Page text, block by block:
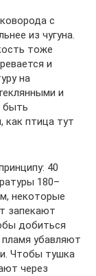
с
из чугуна.
тоже
и
на
и
быть
как птица тут
40
180–
некоторые
запекают
добиться
убавляют
Чтобы тушка
через